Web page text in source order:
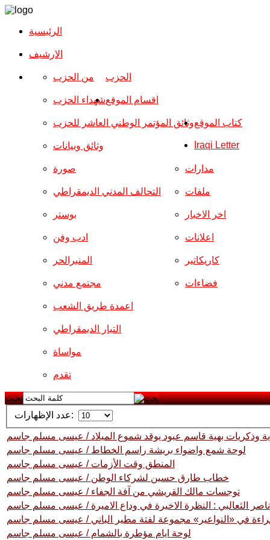
الرئيسية
الارشیف
الحزب من الحزب
شهداء الحزب
وثائق المؤتمر الوطني العاشر للحزب
وثائق وبيانات
اقسام الموقع
صورة
التحالف المدني الديمقراطي
بوستر
ادب وفن
المنبرالحر
مجتمع مدني
مدارات
ملفات
اخر الاخبار
اعلانات
كاريكاتير
فضاءات
اعمدة طريق الشعب
التيار الديمقراطي
مواساة
تقدم
كتاب الموقع
Iraqi Letter
بحث
عدد الإظهارات:
وذكريات بهية قاسم عبود يوقد شموع الميلاد / عيسى مسلم جاسم
لوحة شمع واضواء بريشة راسم الخطاط / عيسى مسلم جاسم
المنطق وقت الأزمات / عيسى مسلم جاسم
خطاب طارق حسين لشركاء الوطن / عيسى مسلم جاسم
توجسات مالك القريشي من آفة الجفاء / عيسى مسلم جاسم
الثعالبي : النظرة الاخيرة في وداع الاميرة / عيسى مسلم جاسم
في «النواعير» مجموعة لفتة مطير الباني / عيسى مسلم جاسم
لوحة ايام مؤطرة بالشمام / عيسى مسلم جاسم